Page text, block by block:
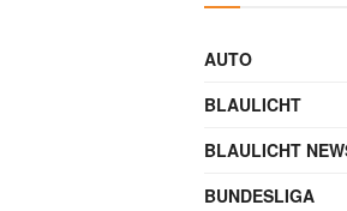
AUTO
BLAULICHT
BLAULICHT
BUNDESLIGA